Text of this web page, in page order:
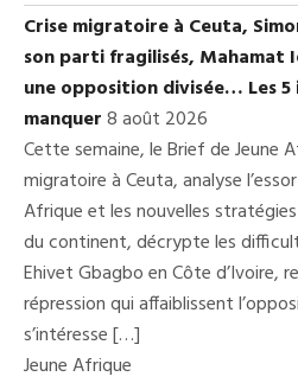
Crise migratoire à Ceuta,
son parti fragilisés, Mahamat
une opposition divisée… Les 5
manquer8 août 2026
Cette semaine, le Brief de Jeune
migratoire à Ceuta, analyse
Afrique et les nouvelles
du continent, décrypte les
Ehivet Gbagbo en Côte d’Ivoire,
répression qui affaiblissent
s’intéresse […]
Jeune Afrique